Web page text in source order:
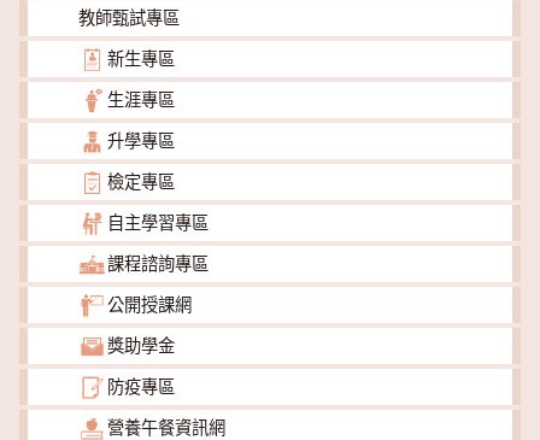
教師甄試專區
新生專區
生涯專區
升學專區
檢定專區
自主學習專區
課程諮詢專區
公開授課網
獎助學金
防疫專區
營養午餐資訊網